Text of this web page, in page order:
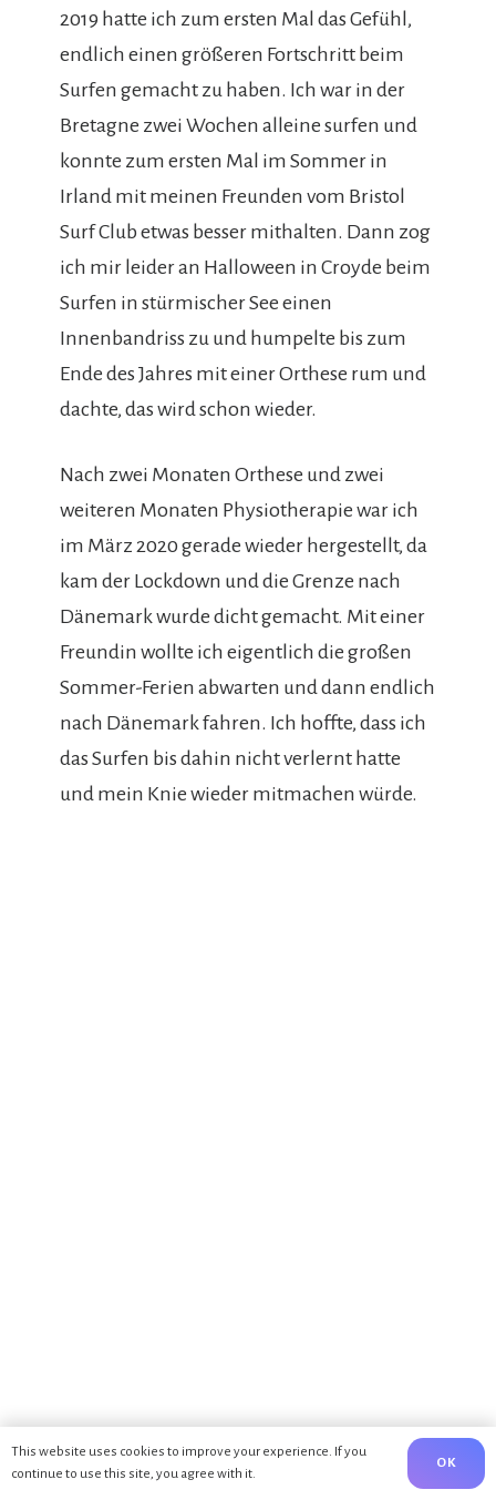
2019 hatte ich zum ersten Mal das Gefühl,
endlich einen größeren Fortschritt beim
Surfen gemacht zu haben. Ich war in der
Bretagne zwei Wochen alleine surfen und
konnte zum ersten Mal im Sommer in
Irland mit meinen Freunden vom Bristol
Surf Club etwas besser mithalten. Dann zog
ich mir leider an Halloween in Croyde beim
Surfen in stürmischer See einen
Innenbandriss zu und humpelte bis zum
Ende des Jahres mit einer Orthese rum und
dachte, das wird schon wieder.
Nach zwei Monaten Orthese und zwei
weiteren Monaten Physiotherapie war ich
im März 2020 gerade wieder hergestellt, da
kam der Lockdown und die Grenze nach
Dänemark wurde dicht gemacht. Mit einer
Freundin wollte ich eigentlich die großen
Sommer-Ferien abwarten und dann endlich
nach Dänemark fahren. Ich hoffte, dass ich
das Surfen bis dahin nicht verlernt hatte
und mein Knie wieder mitmachen würde.
This website uses cookies to improve your experience. If you
continue to use this site, you agree with it.
OK